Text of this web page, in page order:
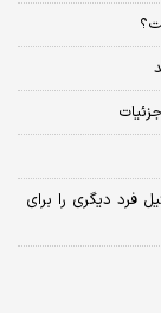
۵۶ درصد در اسرائیل فرد دیگری را برای